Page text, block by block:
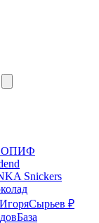
ОПИФ
Snickers
Сырьев ₽
База